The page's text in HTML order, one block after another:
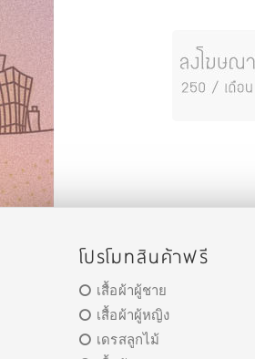
โปรโมทสินค้าฟรี
เสื้อผ้าผู้ชาย
เสื้อผ้าผู้หญิง
เดรสลูกไม้